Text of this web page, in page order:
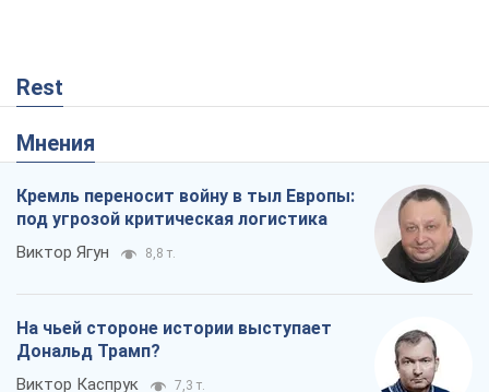
Rest
Мнения
Кремль переносит войну в тыл Европы:
под угрозой критическая логистика
Виктор Ягун 8,8 т.
На чьей стороне истории выступает
Дональд Трамп?
Виктор Каспрук 7,3 т.